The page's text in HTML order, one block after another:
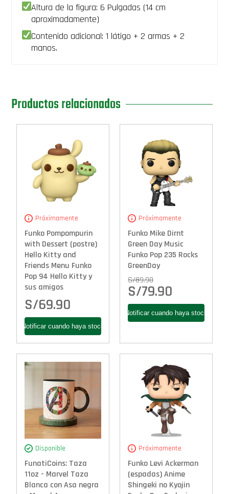
Altura de la figura: 6 Pulgadas (14 cm
aproximadamente)
Contenido adicional: 1 látigo + 2 armas + 2
manos.
Productos relacionados
Próximamente
Funko Pompompurin
with Dessert (postre)
Hello Kitty and
Friends Menu Funko
Pop 94 Hello Kitty y
sus amigos
S/69.90
Próximamente
Funko Mike Dirnt
Green Day Music
Funko Pop 235 Rocks
GreenDay
S/89.90
S/79.90
Disponible
FunatiCoins: Taza
11oz - Marvel Taza
Blanca con Asa negra
Próximamente
Funko Levi Ackerman
(espadas) Anime
Shingeki no Kyojin